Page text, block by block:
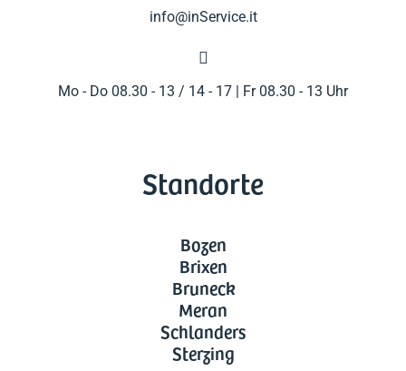
info@inService.it

Mo - Do 08.30 - 13 / 14 - 17 | Fr 08.30 - 13 Uhr
Standorte
Bozen
Brixen
Bruneck
Meran
Schlanders
Sterzing